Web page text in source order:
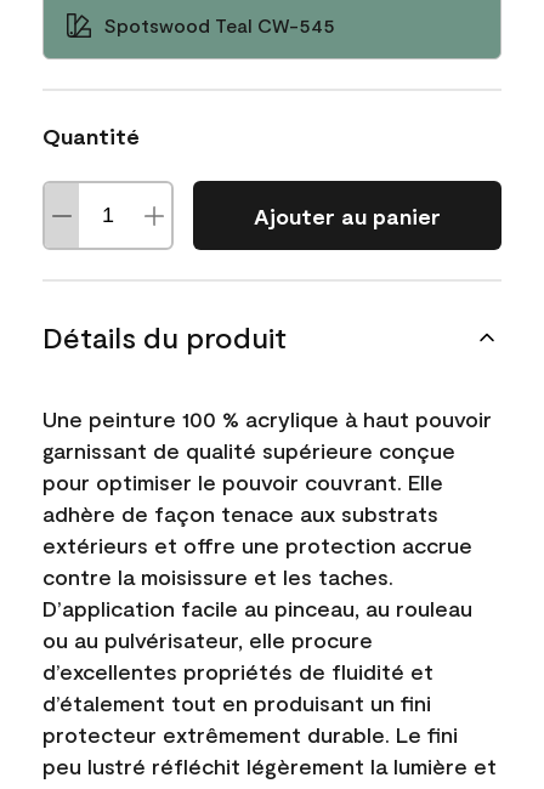
Spotswood Teal CW-545
Quantité
Ajouter au panier
Détails du produit
Une peinture 100 % acrylique à haut pouvoir
garnissant de qualité supérieure conçue
pour optimiser le pouvoir couvrant. Elle
adhère de façon tenace aux substrats
extérieurs et offre une protection accrue
contre la moisissure et les taches.
D’application facile au pinceau, au rouleau
ou au pulvérisateur, elle procure
d’excellentes propriétés de fluidité et
d’étalement tout en produisant un fini
protecteur extrêmement durable. Le fini
peu lustré réfléchit légèrement la lumière et